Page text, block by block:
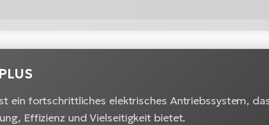
ein fortschrittliches elektrisches Antriebssystem,
Effizienz und Vielseitigkeit bietet.